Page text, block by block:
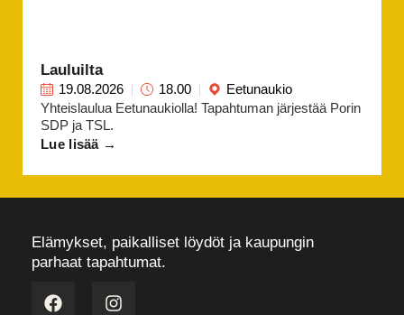
Lauluilta
19.08.2026 18.00
Eetunaukio
Yhteislaulua Eetunaukiolla! Tapahtuman järjestää Porin
SDP ja TSL.
Lue lisää →
Elämykset, paikalliset löydöt ja kaupungin
parhaat tapahtumat.